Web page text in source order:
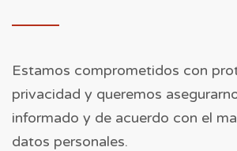
Estamos comprometidos con
privacidad y queremos
informado y de acuerdo con el
datos personales.